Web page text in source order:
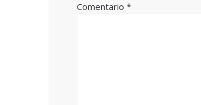
Comentario*